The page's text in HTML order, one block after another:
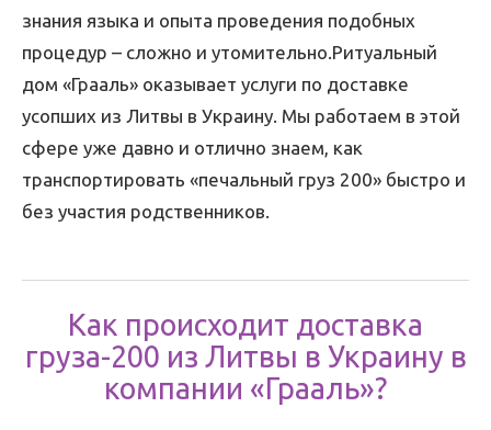
знания языка и опыта проведения подобных
процедур – сложно и утомительно.Ритуальный
дом «Грааль» оказывает услуги по доставке
усопших из Литвы в Украину. Мы работаем в этой
сфере уже давно и отлично знаем, как
транспортировать «печальный груз 200» быстро и
без участия родственников.
Как происходит доставка
груза-200 из Литвы в Украину в
компании «Грааль»?